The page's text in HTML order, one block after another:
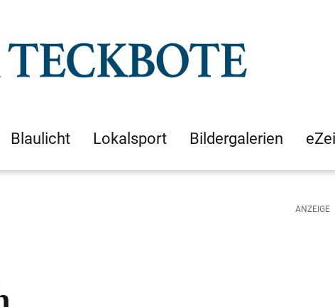
Blaulicht Lokalsport Bildergalerien